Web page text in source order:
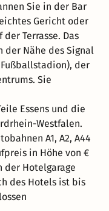
Sie in der Bar
Gericht oder
Terrasse. Das
der Nähe des Signal
der
Sie
Essens und die
Westfalen.
A1, A2, A44
in Höhe von €
der Hotelgarage
des Hotels ist bis